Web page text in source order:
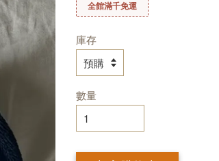
全館滿千免運
庫存
數量